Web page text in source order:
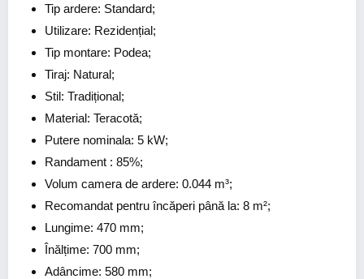
Tip ardere: Standard;
Utilizare: Rezidențial;
Tip montare: Podea;
Tiraj: Natural;
Stil: Tradițional;
Material: Teracotă;
Putere nominala: 5 kW;
Randament : 85%;
Volum camera de ardere: 0.044 m³;
Recomandat pentru încăperi până la: 8 m²;
Lungime: 470 mm;
Înălțime: 700 mm;
Adâncime: 580 mm;